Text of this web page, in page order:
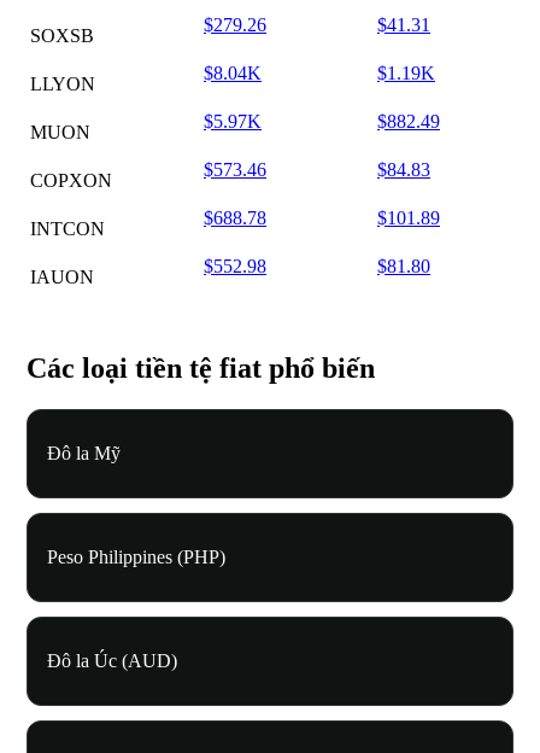
SOXSB
$279.26 $41.31
LLYON
$8.04K $1.19K
MUON
$5.97K $882.49
COPXON
$573.46 $84.83
INTCON
$688.78 $101.89
IAUON
$552.98 $81.80
Các loại tiền tệ fiat phổ biến
Đô la Mỹ
Peso Philippines (PHP)
Đô la Úc (AUD)